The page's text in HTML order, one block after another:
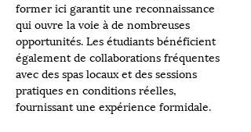
former ici garantit une reconnaissance
qui ouvre la voie à de nombreuses
opportunités. Les étudiants bénéficient
également de collaborations fréquentes
avec des spas locaux et des sessions
pratiques en conditions réelles,
fournissant une expérience formidale.